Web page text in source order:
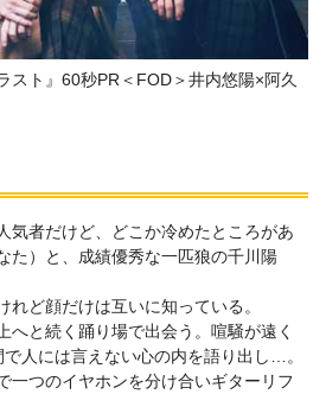
スト』60秒PR＜FOD＞井内悠陽×阿久
気者だけど、どこか冷めたところがあ
た）と、成績優秀な一匹狼の千川陽
れど顔だけは互いに知っている。
へと続く踊り場で出会う。喧騒が遠く
人には言えない心の内を語り出し…。
一つのイヤホンを分け合いギターリフ